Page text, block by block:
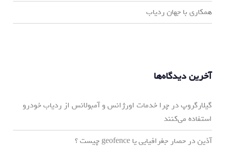
همکاری با جهان ردیاب
آخرین دیدگاه‌ها
گیلارگروپدر چرا خدمات اورژانس و آمبولانس از ردیاب خودرو
استفاده می‌کنند
آذیندر حصار جغرافیایی یا geofence چیست ؟